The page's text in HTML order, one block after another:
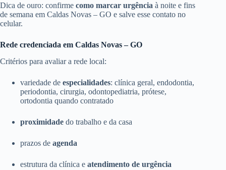
Dica de ouro: confirme como marcar urgência à noite e fins
de semana em Caldas Novas – GO e salve esse contato no
celular.
Rede credenciada em Caldas Novas – GO
Critérios para avaliar a rede local:
variedade de especialidades: clínica geral, endodontia,
periodontia, cirurgia, odontopediatria, prótese,
ortodontia quando contratado
proximidade do trabalho e da casa
prazos de agenda
estrutura da clínica e atendimento de urgência